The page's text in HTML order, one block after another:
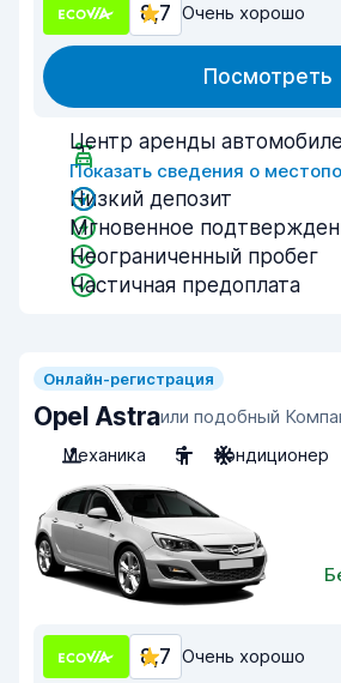
8,7 Очень хорошо
Посмотреть
Центр аренды
Показать сведения о
Низкий депозит
Мгновенное
Неограниченный пробег
Частичная предоплата
Онлайн-регистрация
Opel Astraили подобный
Механика
5 Кондиционер
8,7 Очень хорошо